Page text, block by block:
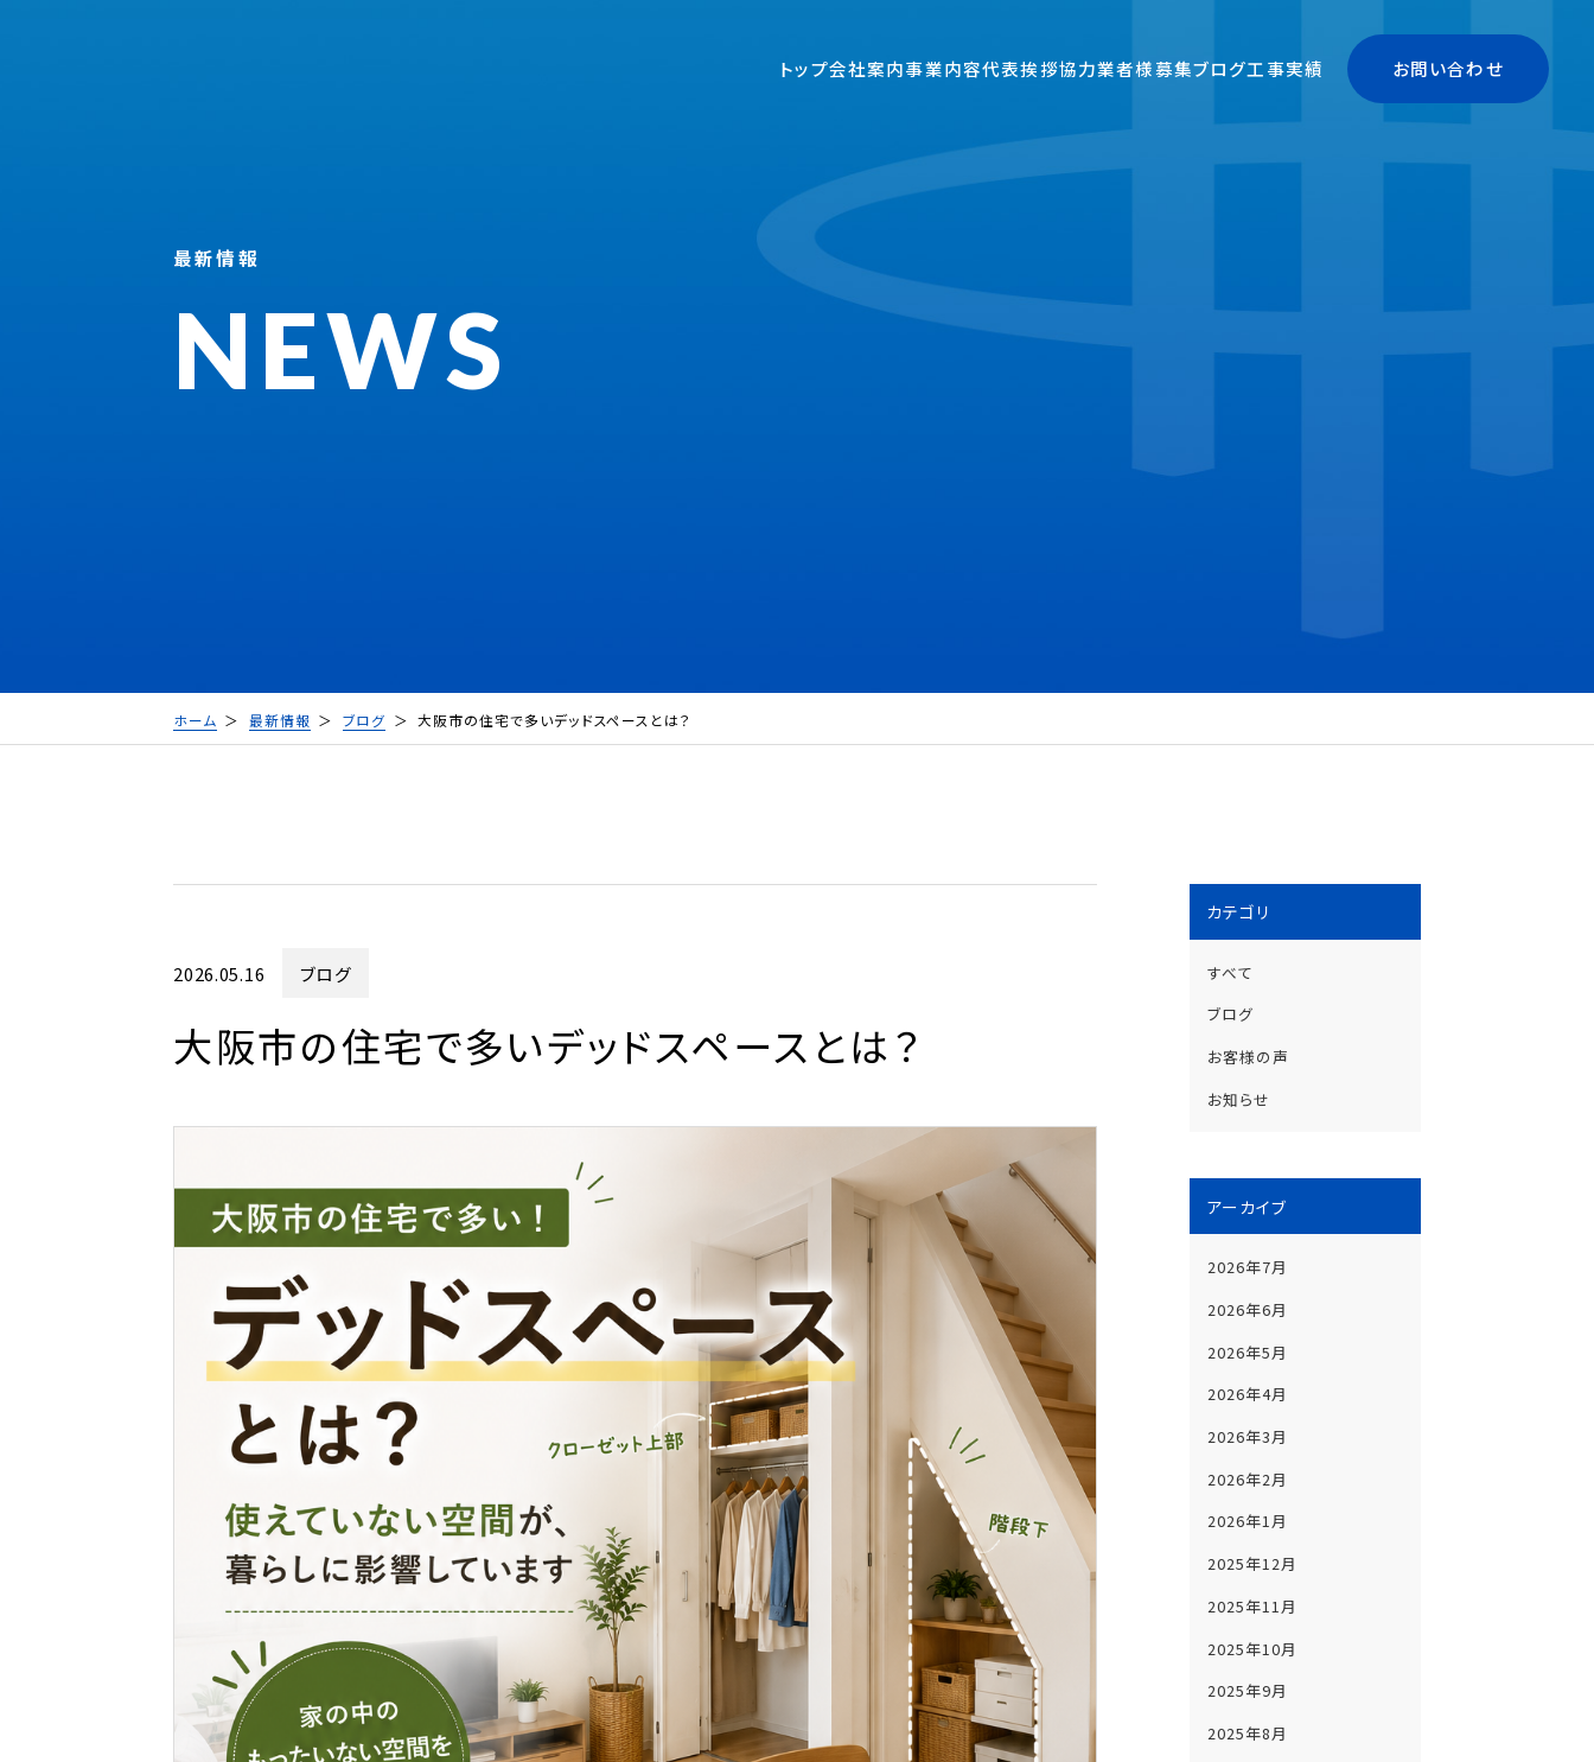
トップ会社案内事業内容代表挨拶協力業者様募集ブログ工事実績 お問い合わせ
NEWS
最新情報
ホーム 最新情報 ブログ 大阪市の住宅で多いデッドスペースとは？
2026.05.16 ブログ
大阪市の住宅で多いデッドスペースとは？
カテゴリ
すべて
ブログ
お客様の声
お知らせ
アーカイブ
2026年7月
2026年6月
2026年5月
2026年4月
2026年3月
2026年2月
2026年1月
2025年12月
2025年11月
2025年10月
2025年9月
2025年8月